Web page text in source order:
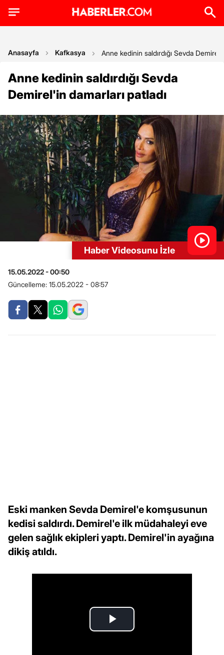
Anasayfa Kafkasya Anne kedinin saldırdığı Sevda
Anne kedinin saldırdığı Sevda
Demirel'in damarları patladı
Haber Videosunu İzle
15.05.2022 - 00:50
Güncelleme: 15.05.2022 - 08:57
Eski manken Sevda Demirel'e komşusunun
kedisi saldırdı. Demirel'e ilk müdahaleyi eve
gelen sağlık ekipleri yaptı. Demirel'in ayağına
dikiş atıldı.